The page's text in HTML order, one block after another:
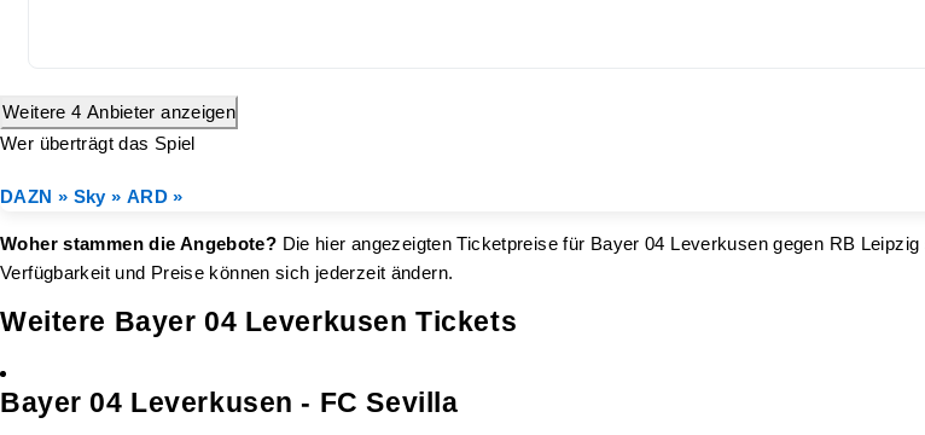
Weitere 4 Anbieter anzeigen
Wer überträgt das Spiel
DAZN » Sky » ARD »
Woher stammen die Angebote? Die hier angezeigten Ticketpreise für Bayer 04 Leverkusen gegen RB
Verfügbarkeit und Preise können sich jederzeit ändern.
Weitere Bayer 04 Leverkusen Tickets
Bayer 04 Leverkusen - FC Sevilla